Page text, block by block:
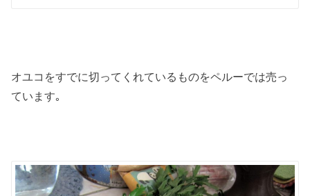
オユコをすでに切ってくれているものをペルーでは売っ
ています｡